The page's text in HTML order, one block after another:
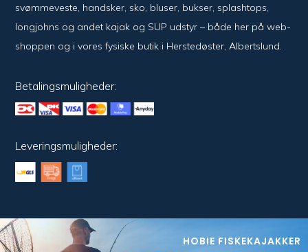
svømme­veste, hand­sker, sko, bluser, bukser, splash­tops,
long­johns og andet kajak og SUP udstyr – både her på web­
shoppen og i vores fysiske butik i Her­sted­øster, Alberts­lund.
Betalingsmuligheder:
Leveringsmuligheder:
HOBIE FISKEKAJAKKER